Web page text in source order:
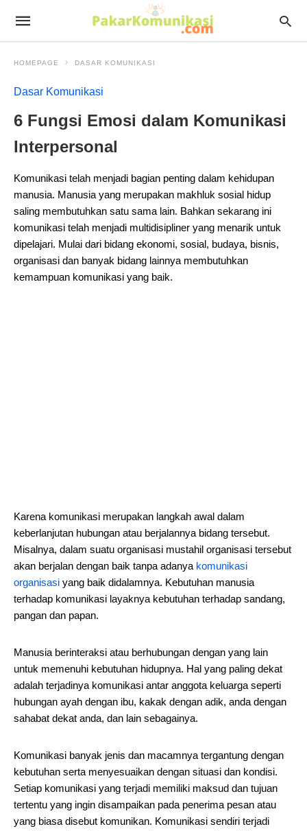
HOMEPAGE DASAR KOMUNIKASI
Dasar Komunikasi
6 Fungsi Emosi dalam Komunikasi
Interpersonal
Komunikasi telah menjadi bagian penting dalam kehidupan
manusia. Manusia yang merupakan makhluk sosial hidup
saling membutuhkan satu sama lain. Bahkan sekarang ini
komunikasi telah menjadi multidisipliner yang menarik untuk
dipelajari. Mulai dari bidang ekonomi, sosial, budaya, bisnis,
organisasi dan banyak bidang lainnya membutuhkan
kemampuan komunikasi yang baik.
Karena komunikasi merupakan langkah awal dalam
keberlanjutan hubungan atau berjalannya bidang tersebut.
Misalnya, dalam suatu organisasi mustahil organisasi tersebut
akan berjalan dengan baik tanpa adanya komunikasi
organisasi yang baik didalamnya. Kebutuhan manusia
terhadap komunikasi layaknya kebutuhan terhadap sandang,
pangan dan papan.
Manusia berinteraksi atau berhubungan dengan yang lain
untuk memenuhi kebutuhan hidupnya. Hal yang paling dekat
adalah terjadinya komunikasi antar anggota keluarga seperti
hubungan ayah dengan ibu, kakak dengan adik, anda dengan
sahabat dekat anda, dan lain sebagainya.
Komunikasi banyak jenis dan macamnya tergantung dengan
kebutuhan serta menyesuaikan dengan situasi dan kondisi.
Setiap komunikasi yang terjadi memiliki maksud dan tujuan
tertentu yang ingin disampaikan pada penerima pesan atau
yang biasa disebut komunikan. Komunikasi sendiri terjadi